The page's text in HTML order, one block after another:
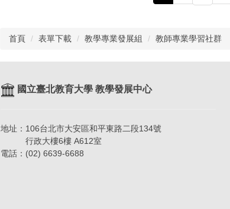
首頁 表單下載 教學專業發展組 教師專業學習社群
國立臺北教育大學 教學發展中心
地址：106台北市大安區和平東路二段134號
行政大樓6樓 A612室
電話：(02) 6639-6688